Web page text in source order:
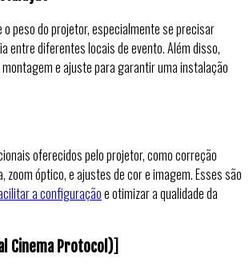
o peso do projetor, especialmente se precisar
entre diferentes locais de evento. Além disso,
e ajuste para garantir uma instalação
oferecidos pelo projetor, como correção
zoom óptico, e ajustes de cor e imagem. Esses são
a configuraçãoe otimizar a qualidade da
Cinema Protocol)